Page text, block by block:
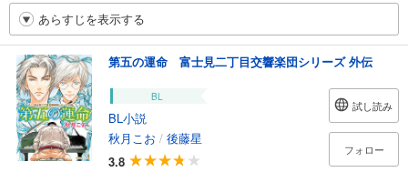
あらすじを表示する
第五の運命 富士見二丁目交響楽団シリーズ 外伝
BL
BL小説
秋月こお / 後藤星
3.8
試し読み
フォロー